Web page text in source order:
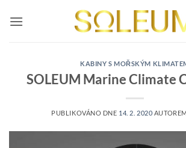
KABINY S MOŘSKÝM
SOLEUM Marine Climate
PUBLIKOVÁNO DNE 14. 2. 2020